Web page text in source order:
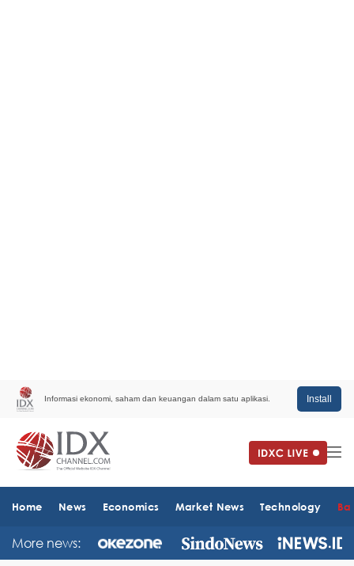
Informasi ekonomi, saham dan keuangan dalam satu aplikasi. Install
Home News Economics Market News Technology
More news: